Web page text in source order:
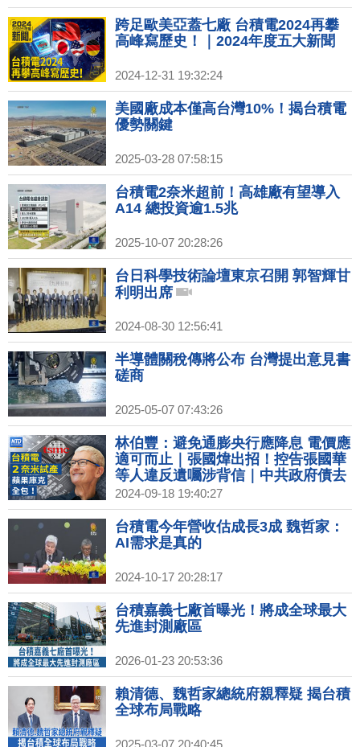
跨足歐美亞蓋七廠 台積電2024再攀
高峰寫歷史！｜2024年度五大新聞
2024-12-31 19:32:24
美國廠成本僅高台灣10%！揭台積電
優勢關鍵
2025-03-28 07:58:15
台積電2奈米超前！高雄廠有望導入
A14 總投資逾1.5兆
2025-10-07 20:28:26
台日科學技術論壇東京召開 郭智輝甘
利明出席
2024-08-30 12:56:41
半導體關稅傳將公布 台灣提出意見書
磋商
2025-05-07 07:43:26
林伯豐：避免通膨央行應降息 電價應
適可而止｜張國煒出招！控告張國華
等人違反遺囑涉背信｜中共政府債去
年逾70兆 專家：債務將連環爆｜中國
製DUV生產65奈米晶片扯8奈米 遭打
臉
2024-09-18 19:40:27
台積電今年營收估成長3成 魏哲家：
AI需求是真的
2024-10-17 20:28:17
台積嘉義七廠首曝光！將成全球最大
先進封測廠區
2026-01-23 20:53:36
賴清德、魏哲家總統府親釋疑 揭台積
全球布局戰略